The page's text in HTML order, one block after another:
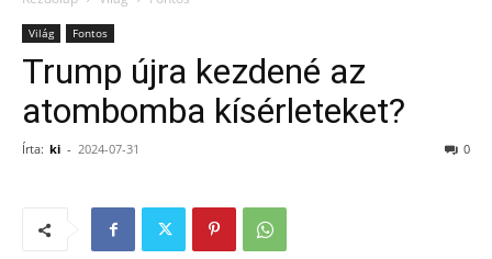
Világ Fontos
Trump újra kezdené az
atombomba kísérleteket?
Írta: ki - 2024-07-31 0